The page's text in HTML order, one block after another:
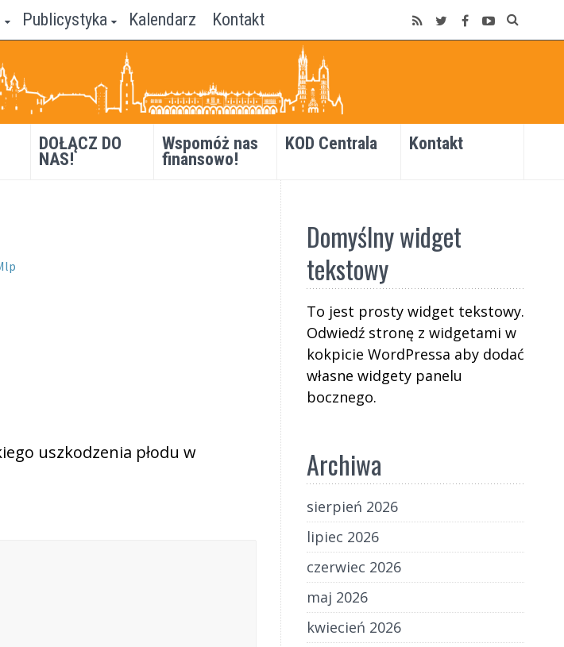
Publicystyka Kalendarz Kontakt
DOŁĄCZ DO
NAS!
Wspomóż nas
finansowo!
KOD Centrala Kontakt
uszkodzenia płodu w
Domyślny widget
tekstowy
To jest prosty widget tekstowy.
Odwiedź stronę z widgetami w
kokpicie WordPressa aby dodać
własne widgety panelu
bocznego.
Archiwa
sierpień 2026
lipiec 2026
czerwiec 2026
maj 2026
kwiecień 2026